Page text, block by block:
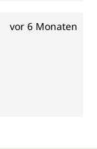
vor 6 Monaten